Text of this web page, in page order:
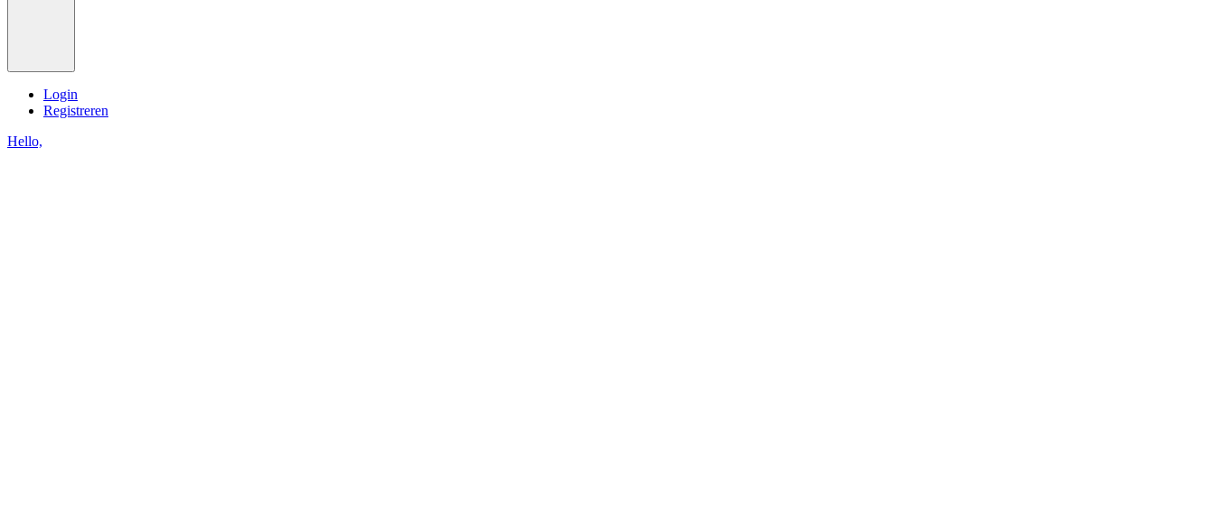
Login
Registreren
Hello,